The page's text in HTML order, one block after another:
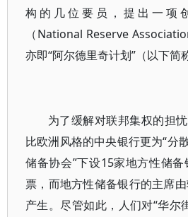
构的几位要员，提出一项
（National Reserve
亦即“阿尔德里奇计划”（以下简
为了缓解对联邦集权的担
比欧洲风格的中央银行更为“分
储备协会”下设15家地方性储
票，而地方性储备银行的主席
产生。尽管如此，人们对“华尔